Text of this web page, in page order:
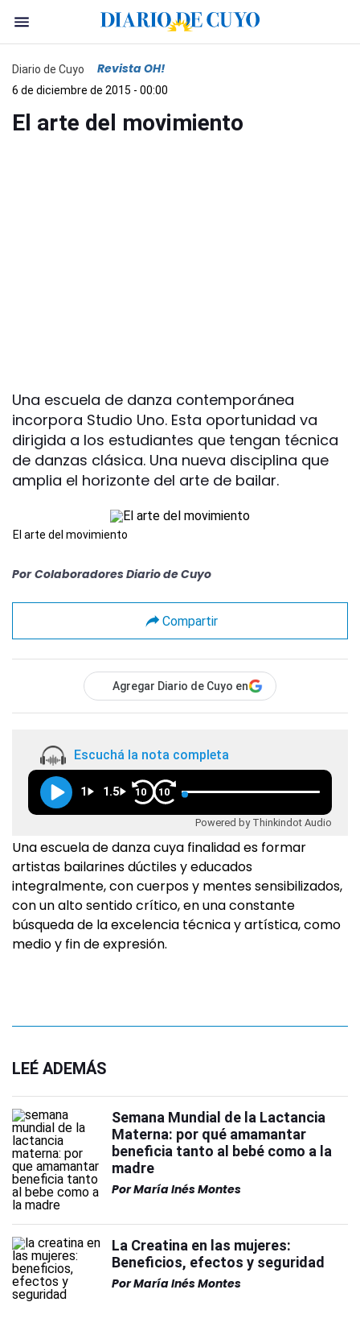
Diario de Cuyo Revista OH!
6 de diciembre de 2015 - 00:00
El arte del movimiento
Una escuela de danza contemporánea
incorpora Studio Uno. Esta oportunidad va
dirigida a los estudiantes que tengan técnica
de danzas clásica. Una nueva disciplina que
amplia el horizonte del arte de bailar.
El arte del movimiento
Por Colaboradores Diario de Cuyo
Compartir
Agregar Diario de Cuyo en
Escuchá la nota completa
1 1.5 10 10
Powered by Thinkindot Audio
Una escuela de danza cuya finalidad es formar
artistas bailarines dúctiles y educados
integralmente, con cuerpos y mentes sensibilizados,
con un alto sentido crítico, en una constante
búsqueda de la excelencia técnica y artística, como
medio y fin de expresión.
LEÉ ADEMÁS
Semana Mundial de la Lactancia
Materna: por qué amamantar
beneficia tanto al bebé como a la
madre
PorMaría Inés Montes
La Creatina en las mujeres:
Beneficios, efectos y seguridad
PorMaría Inés Montes